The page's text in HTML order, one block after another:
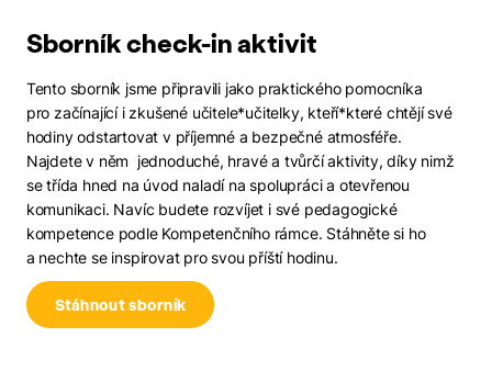
Sborník check-in aktivit
Tento sborník jsme připravili jako praktického pomocníka
pro začínající i zkušené učitele*učitelky, kteří*které chtějí své
hodiny odstartovat v příjemné a bezpečné atmosféře.
Najdete v něm jednoduché, hravé a tvůrčí aktivity, díky nimž
se třída hned na úvod naladí na spolupráci a otevřenou
komunikaci. Navíc budete rozvíjet i své pedagogické
kompetence podle Kompetenčního rámce. Stáhněte si ho
a nechte se inspirovat pro svou příští hodinu.
Stáhnout sborník